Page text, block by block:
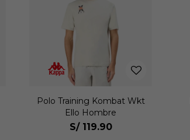
Polo Training Kombat Wkt
Ello Hombre
S/ 119.90